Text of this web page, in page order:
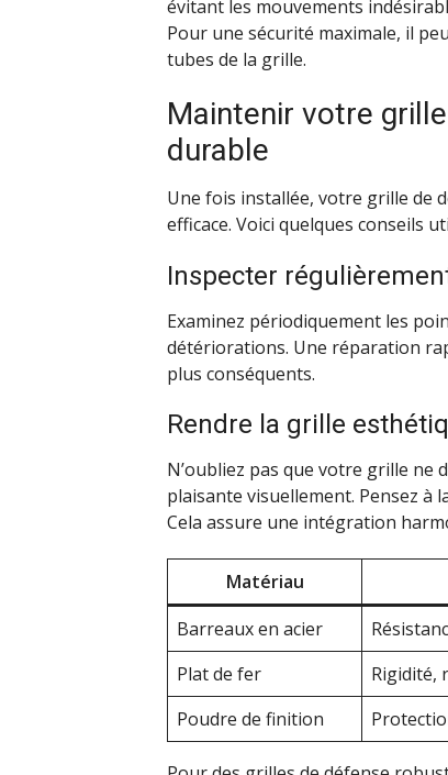
évitant les mouvements
Pour une sécurité maximale, il
tubes de la grille.
Maintenir votre
durable
Une fois installée, votre grille de
efficace. Voici quelques conseils
Inspecter
Examinez périodiquement les
détériorations. Une réparation
plus conséquents.
Rendre la grille
N’oubliez pas que votre grille ne
plaisante visuellement. Pensez
Cela assure une intégration
Matériau
Barreaux en acier
Plat de fer
Rigidité,
Poudre de finition